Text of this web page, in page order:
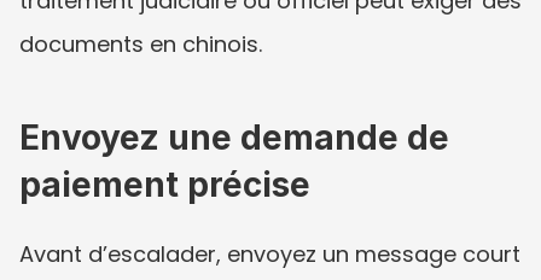
documents en chinois.
Envoyez une demande de
paiement précise
Avant d’escalader, envoyez un message court